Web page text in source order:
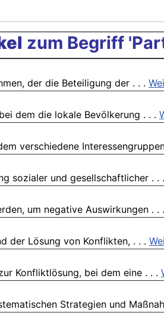
zum Begriff
der die Beteiligung der . . .
dem die lokale Bevölkerung . . .
verschiedene
sozialer und gesellschaftlicher . . .
um negative Auswirkungen . . .
der Lösung von Konflikten, . . .
Konfliktlösung, bei dem eine . . .
Strategien und